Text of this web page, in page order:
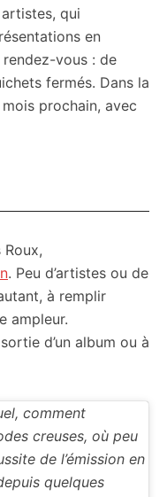
qui
en
vous : de
fermés. Dans la
prochain, avec
. Peu d’artistes ou de
à remplir
ampleur.
d’un album ou à
comment
creuses, où peu
de l’émission en
quelques